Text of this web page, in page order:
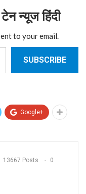
न्यूज हिंदी
to your email.
SUBSCRIBE
Google+
13667 Posts 0